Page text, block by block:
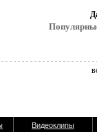
Видеоклипы